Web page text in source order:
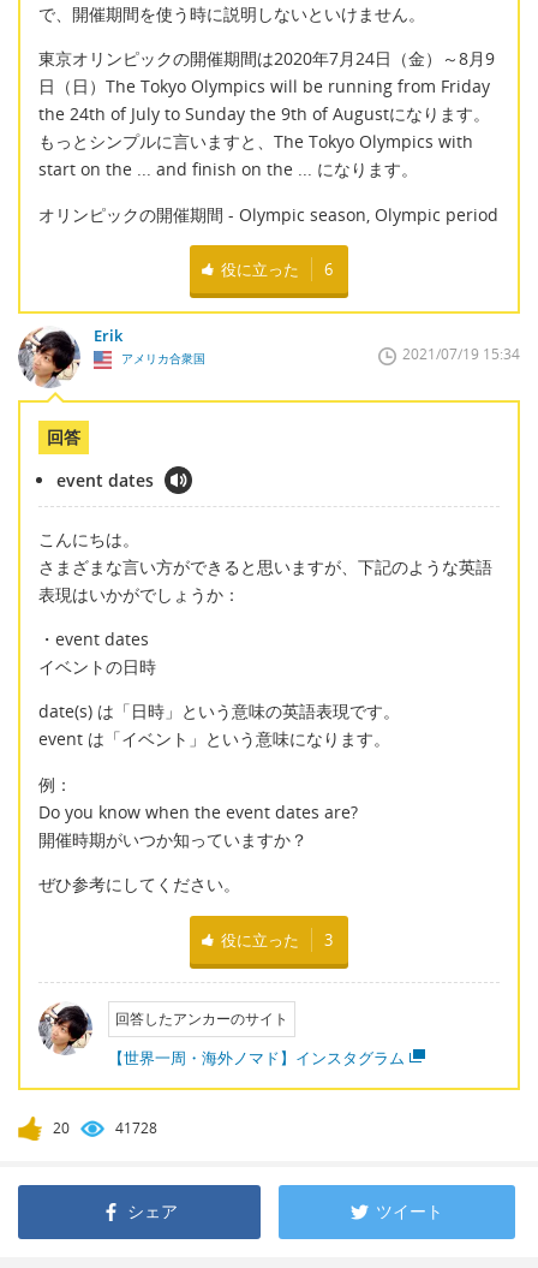
で、開催期間を使う時に説明しないといけません。
東京オリンピックの開催期間は2020年7月24日（金）～8月9
日（日）The Tokyo Olympics will be running from Friday
the 24th of July to Sunday the 9th of Augustになります。
もっとシンプルに言いますと、The Tokyo Olympics with
start on the ... and finish on the ... になります。
オリンピックの開催期間 - Olympic season, Olympic period
役に立った 6
Erik
アメリカ合衆国 2021/07/19 15:34
回答
event dates
こんにちは。
さまざまな言い方ができると思いますが、下記のような英語
表現はいかがでしょうか：
・event dates
イベントの日時
date(s) は「日時」という意味の英語表現です。
event は「イベント」という意味になります。
例：
Do you know when the event dates are?
開催時期がいつか知っていますか？
ぜひ参考にしてください。
役に立った 3
回答したアンカーのサイト
【世界一周・海外ノマド】インスタグラム
20 41728
シェア ツイート